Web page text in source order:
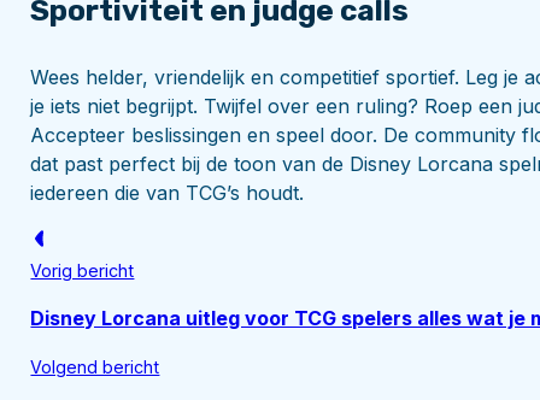
Sportiviteit en judge calls
Wees helder, vriendelijk en competitief sportief. Leg je
je iets niet begrijpt. Twijfel over een ruling? Roep een
Accepteer beslissingen en speel door. De community
dat past perfect bij de toon van de Disney Lorcana
iedereen die van TCG’s houdt.
Vorig bericht
Disney Lorcana uitleg voor TCG spelers alles wat je
Volgend bericht